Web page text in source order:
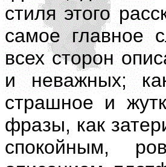
стиля этого
самое главное
всех сторон
и неважных;
страшное и
фразы, как
спокойным,